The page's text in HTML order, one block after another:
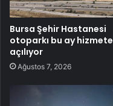
Bursa Şehir Hastanesi
otoparkı bu ay hizmete
açılıyor
Ağustos 7, 2026